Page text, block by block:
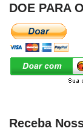
DOE PARA
Receba